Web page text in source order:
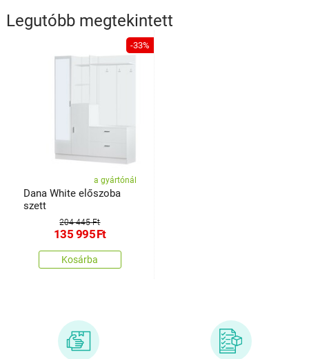
Legutóbb megtekintett
-33%
a gyártónál
Dana White előszoba
szett
204 445 Ft
135 995Ft
Kosárba